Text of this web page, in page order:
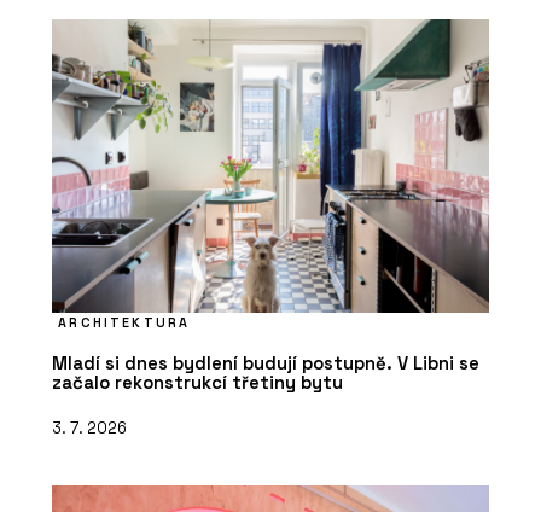
ARCHITEKTURA
Mladí si dnes bydlení budují postupně. V Libni se
začalo rekonstrukcí třetiny bytu
3. 7. 2026